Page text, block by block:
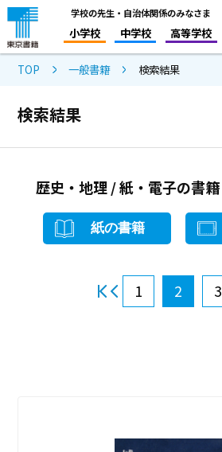
学校の先生・自治体関係のみなさま
小学校 中学校 高等学校
TOP 一般書籍 検索結果
検索結果
歴史・地理 / 紙・電子の書籍
紙の書籍
1 2 3